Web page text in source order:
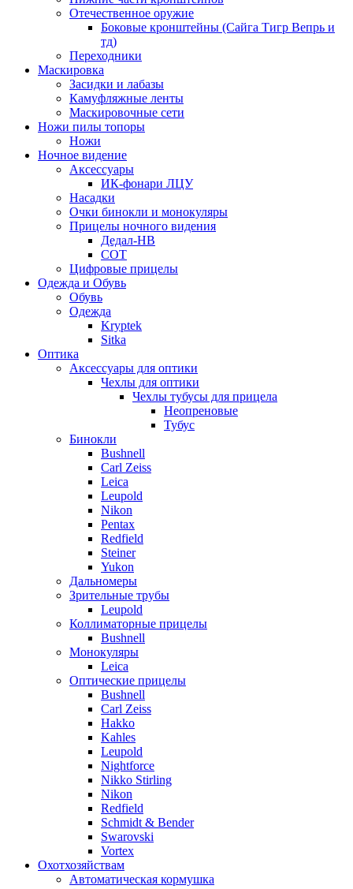
Отечественное оружие
Боковые кронштейны (Сайга Тигр Вепрь и
тд)
Переходники
Маскировка
Засидки и лабазы
Камуфляжные ленты
Маскировочные сети
Ножи пилы топоры
Ножи
Ночное видение
Аксессуары
ИК-фонари ЛЦУ
Насадки
Очки бинокли и монокуляры
Прицелы ночного видения
Дедал-НВ
СОТ
Цифровые прицелы
Одежда и Обувь
Обувь
Одежда
Kryptek
Sitka
Оптика
Аксессуары для оптики
Чехлы для оптики
Чехлы тубусы для прицела
Неопреновые
Тубус
Бинокли
Bushnell
Carl Zeiss
Leica
Leupold
Nikon
Pentax
Redfield
Steiner
Yukon
Дальномеры
Зрительные трубы
Leupold
Коллиматорные прицелы
Bushnell
Монокуляры
Leica
Оптические прицелы
Bushnell
Carl Zeiss
Hakko
Kahles
Leupold
Nightforce
Nikko Stirling
Nikon
Redfield
Schmidt & Bender
Swarovski
Vortex
Охотхозяйствам
Автоматическая кормушка